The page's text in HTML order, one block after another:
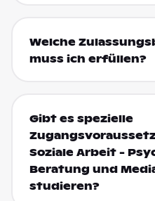
Welche
muss ich erfüllen?
Gibt es spezielle
Soziale Arbeit -
Beratung und
studieren?